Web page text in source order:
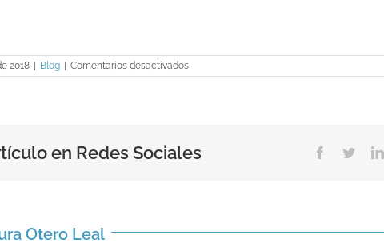
2018 Blog Comentarios desactivadosen
Miedo
infancia.
en Redes Sociales Facebook
Twitter
Otero Leal